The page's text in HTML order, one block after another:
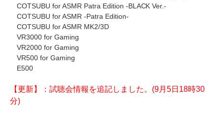
COTSUBU for ASMR Patra Edition -BLACK Ver.-
COTSUBU for ASMR -Patra Edition-
COTSUBU for ASMR MK2/3D
VR3000 for Gaming
VR2000 for Gaming
VR500 for Gaming
E500
【更新】：試聴会情報を追記しました。(9月5日18時30
分)